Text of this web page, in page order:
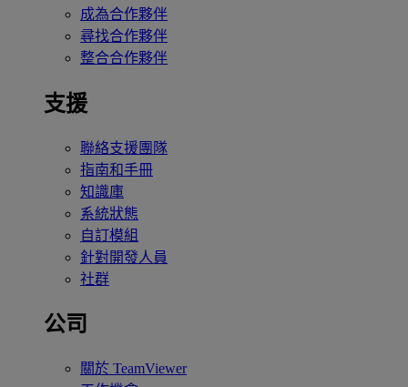
成為合作夥伴
尋找合作夥伴
整合合作夥伴
支援
聯絡支援團隊
指南和手冊
知識庫
系統狀態
自訂模組
針對開發人員
社群
公司
關於 TeamViewer